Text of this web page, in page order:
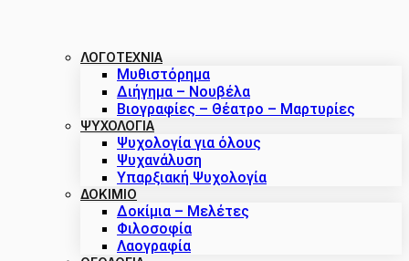
ΛΟΓΟΤΕΧΝΙΑ
Μυθιστόρημα
Διήγημα – Νουβέλα
Βιογραφίες – Θέατρο – Μαρτυρίες
ΨΥΧΟΛΟΓΙΑ
Ψυχολογία για όλους
Ψυχανάλυση
Υπαρξιακή Ψυχολογία
ΔΟΚΊΜΙΟ
Δοκίμια – Μελέτες
Φιλοσοφία
Λαογραφία